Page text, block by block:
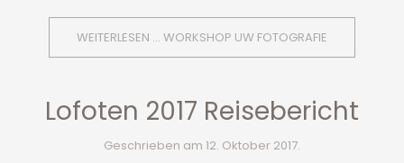
WEITERLESEN … WORKSHOP UW FOTOGRAFIE
Lofoten 2017 Reisebericht
Geschrieben am 12. Oktober 2017.